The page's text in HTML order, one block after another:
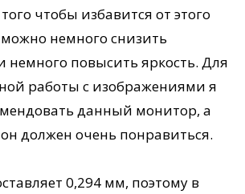
чтобы избавится от этого
можно немного снизить
немного повысить яркость. Для
работы с изображениями я
данный монитор, а
должен очень понравиться.
0,294 мм, поэтому в